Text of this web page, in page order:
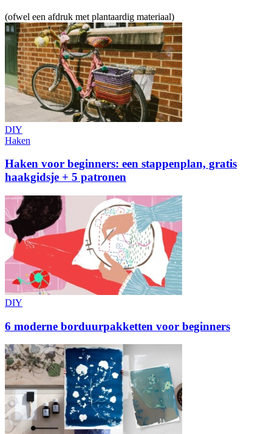
(ofwel een afdruk met plantaardig materiaal)
DIY
Haken
Haken voor beginners: een stappenplan, gratis
haakgidsje + 5 patronen
DIY
6 moderne borduurpakketten voor beginners